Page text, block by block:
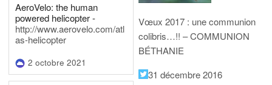
AeroVelo: the human
powered helicopter -
http://www.aerovelo.com/atl
as-helicopter
2 octobre 2021
Vœux 2017 : une communion
colibris…!! – COMMUNION
BÉTHANIE
31 décembre 2016